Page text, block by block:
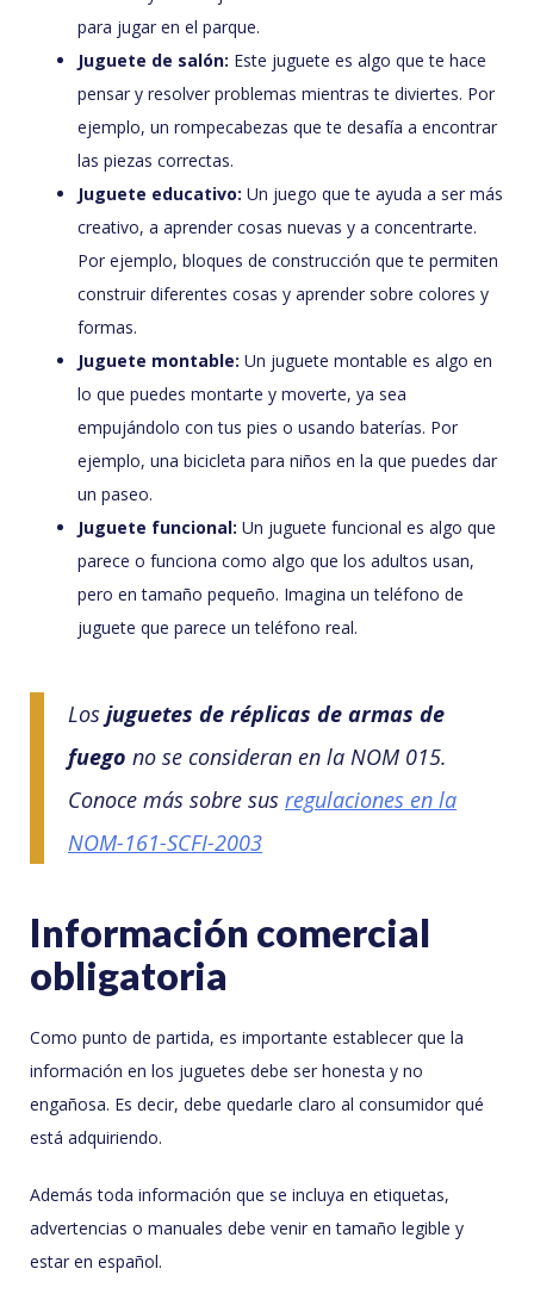
para jugar en el parque.
Juguete de salón: Este juguete es algo que te hace
pensar y resolver problemas mientras te diviertes. Por
ejemplo, un rompecabezas que te desafía a encontrar
las piezas correctas.
Juguete educativo: Un juego que te ayuda a ser más
creativo, a aprender cosas nuevas y a concentrarte.
Por ejemplo, bloques de construcción que te permiten
construir diferentes cosas y aprender sobre colores y
formas.
Juguete montable: Un juguete montable es algo en
lo que puedes montarte y moverte, ya sea
empujándolo con tus pies o usando baterías. Por
ejemplo, una bicicleta para niños en la que puedes dar
un paseo.
Juguete funcional: Un juguete funcional es algo que
parece o funciona como algo que los adultos usan,
pero en tamaño pequeño. Imagina un teléfono de
juguete que parece un teléfono real.
Los juguetes de réplicas de armas de
fuego no se consideran en la NOM 015.
Conoce más sobre sus regulaciones en la
NOM-161-SCFI-2003
Información comercial
obligatoria
Como punto de partida, es importante establecer que la
información en los juguetes debe ser honesta y no
engañosa. Es decir, debe quedarle claro al consumidor qué
está adquiriendo.
Además toda información que se incluya en etiquetas,
advertencias o manuales debe venir en tamaño legible y
estar en español.